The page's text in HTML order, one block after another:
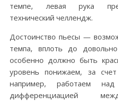
темпе, левая рука
технический челлендж.
Достоинство пьесы —
темпа, вплоть до
особенно должно быть
уровень понижаем, за счет
например, работаем
дифференциацией